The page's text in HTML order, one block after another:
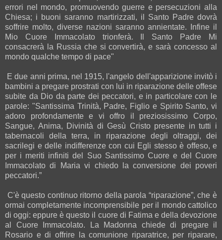
errori nel mondo, promuovendo guerre e persecuzioni alla
Chiesa; i buoni saranno martirizzati, il Santo Padre dovrà
soffrire molto, diverse nazioni saranno annientate. Infine il
Mio Cuore Immacolato trionferà. Il Santo Padre Mi
consacrerà la Russia che si convertirà, e sarà concesso al
mondo qualche tempo di pace"
E due anni prima, nel 1915, l'angelo dell'apparizione invitò i
bambini a pregare prostrati con lui in riparazione delle offese
subite da Dio da parte dei peccatori, e in particolare con le
parole: "Santissima Trinità, Padre, Figlio e Spirito Santo, vi
adoro profondamente e vi offro il preziosissimo Corpo,
Sangue, Anima, Divinità di Gesù Cristo presente in tutti i
tabernacoli della terra, in riparazione degli oltraggi, dei
sacrilegi e delle indifferenze con cui Egli stesso è offeso, e
per i meriti infiniti del Suo Santissimo Cuore e del Cuore
Immacolato di Maria vi chiedo la conversione dei poveri
peccatori.”
C'è questo continuo ritorno della parola “riparazione”, che è
ormai completamente incomprensibile per il mondo cattolico
di oggi: eppure è questo il cuore di Fatima e della devozione
al Cuore Immacolato. La Madonna chiede di pregare il
Rosario e di offrire la comunione riparatrice, per riparare,